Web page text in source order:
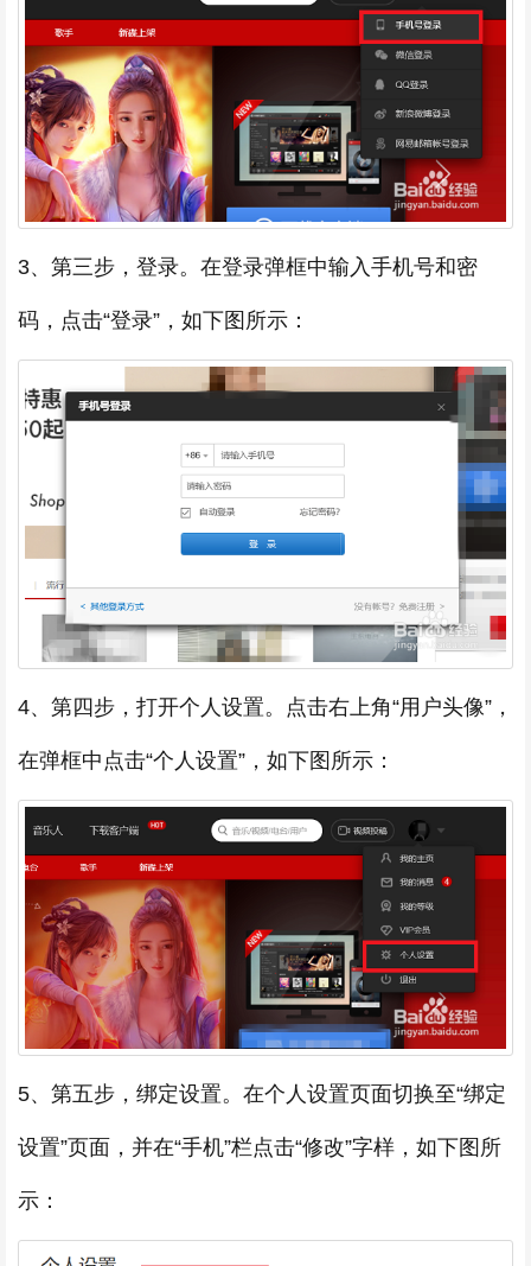
3、第三步，登录。在登录弹框中输入手机号和密
码，点击“登录”，如下图所示：
4、第四步，打开个人设置。点击右上角“用户头像”，
在弹框中点击“个人设置”，如下图所示：
5、第五步，绑定设置。在个人设置页面切换至“绑定
设置”页面，并在“手机”栏点击“修改”字样，如下图所
示：